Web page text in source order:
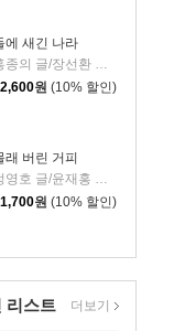
에 새긴 나라
홍종의 글/장선환 그림
원 (10% 할인)
래 버린 거피
정영호 글/윤재홍 그림
원 (10% 할인)
리스트 더보기